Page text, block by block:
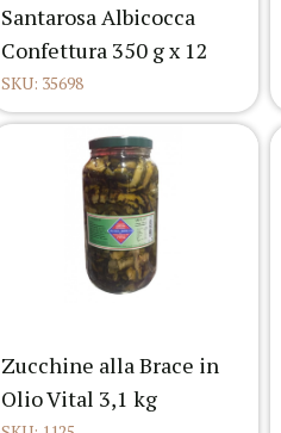
Santarosa Albicocca
Confettura 350 g x 12
SKU: 35698
Zucchine alla Brace in
Olio Vital 3,1 kg